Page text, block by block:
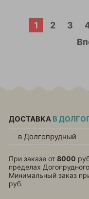
1 2 3
ДОСТАВКА В
в Долгопрудный
При заказе от 8000
пределах
Минимальный заказ
руб.